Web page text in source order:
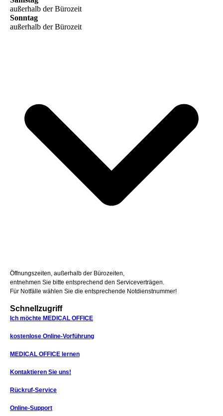
außerhalb der Bürozeit
Sonntag
außerhalb der Bürozeit
Öffnungszeiten, außerhalb der Bürozeiten,
entnehmen Sie bitte entsprechend den Serviceverträgen.
Für Notfälle wählen Sie die entsprechende Notdienstnummer!
Schnellzugriff
Ich möchte MEDICAL OFFICE
kostenlose Online-Vorführung
MEDICAL OFFICE lernen
Kontaktieren Sie uns!
Rückruf-Service
Online-Support